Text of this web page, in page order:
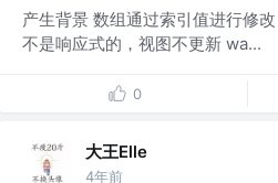
产生背景 数组通过索引值进行修
不是响应式的，视图不更新 wa...
0
大王Elle
4年前